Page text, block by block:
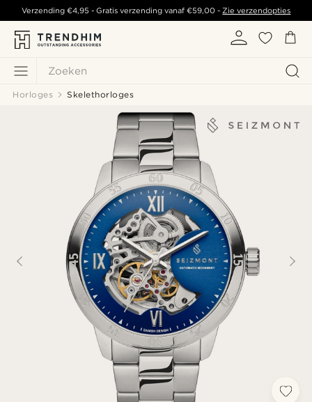
Zoeken
Verzending €4,95 - Gratis verzending vanaf€59,00 -Zie verzendopties
Horloges Skelethorloges